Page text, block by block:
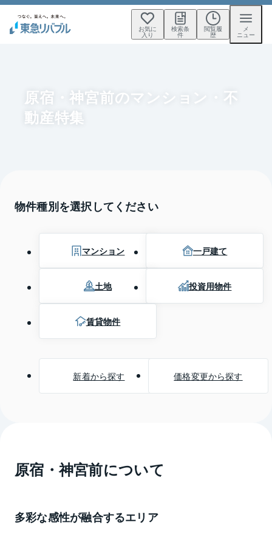
お気に
入り
検索条
件
閲覧履
歴
メ
ニュー
原宿・神宮前のマンション・不
動産特集
物件種別を選択してください
マンション 一戸建て
土地 投資用物件
賃貸物件
新着から探す 価格変更から探す
原宿・神宮前について
多彩な感性が融合するエリア